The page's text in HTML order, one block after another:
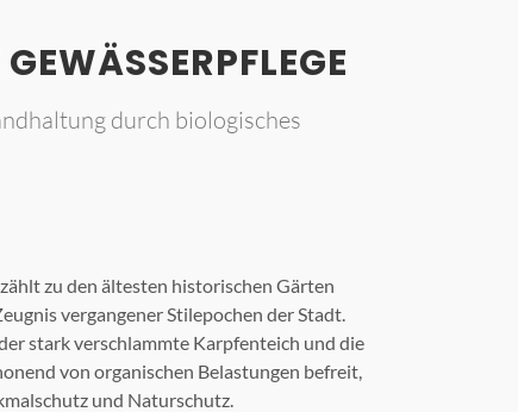
durch biologisches
zu den ältesten historischen Gärten
vergangener Stilepochen der Stadt.
stark verschlammte Karpfenteich und die
von organischen Belastungen befreit,
und Naturschutz.